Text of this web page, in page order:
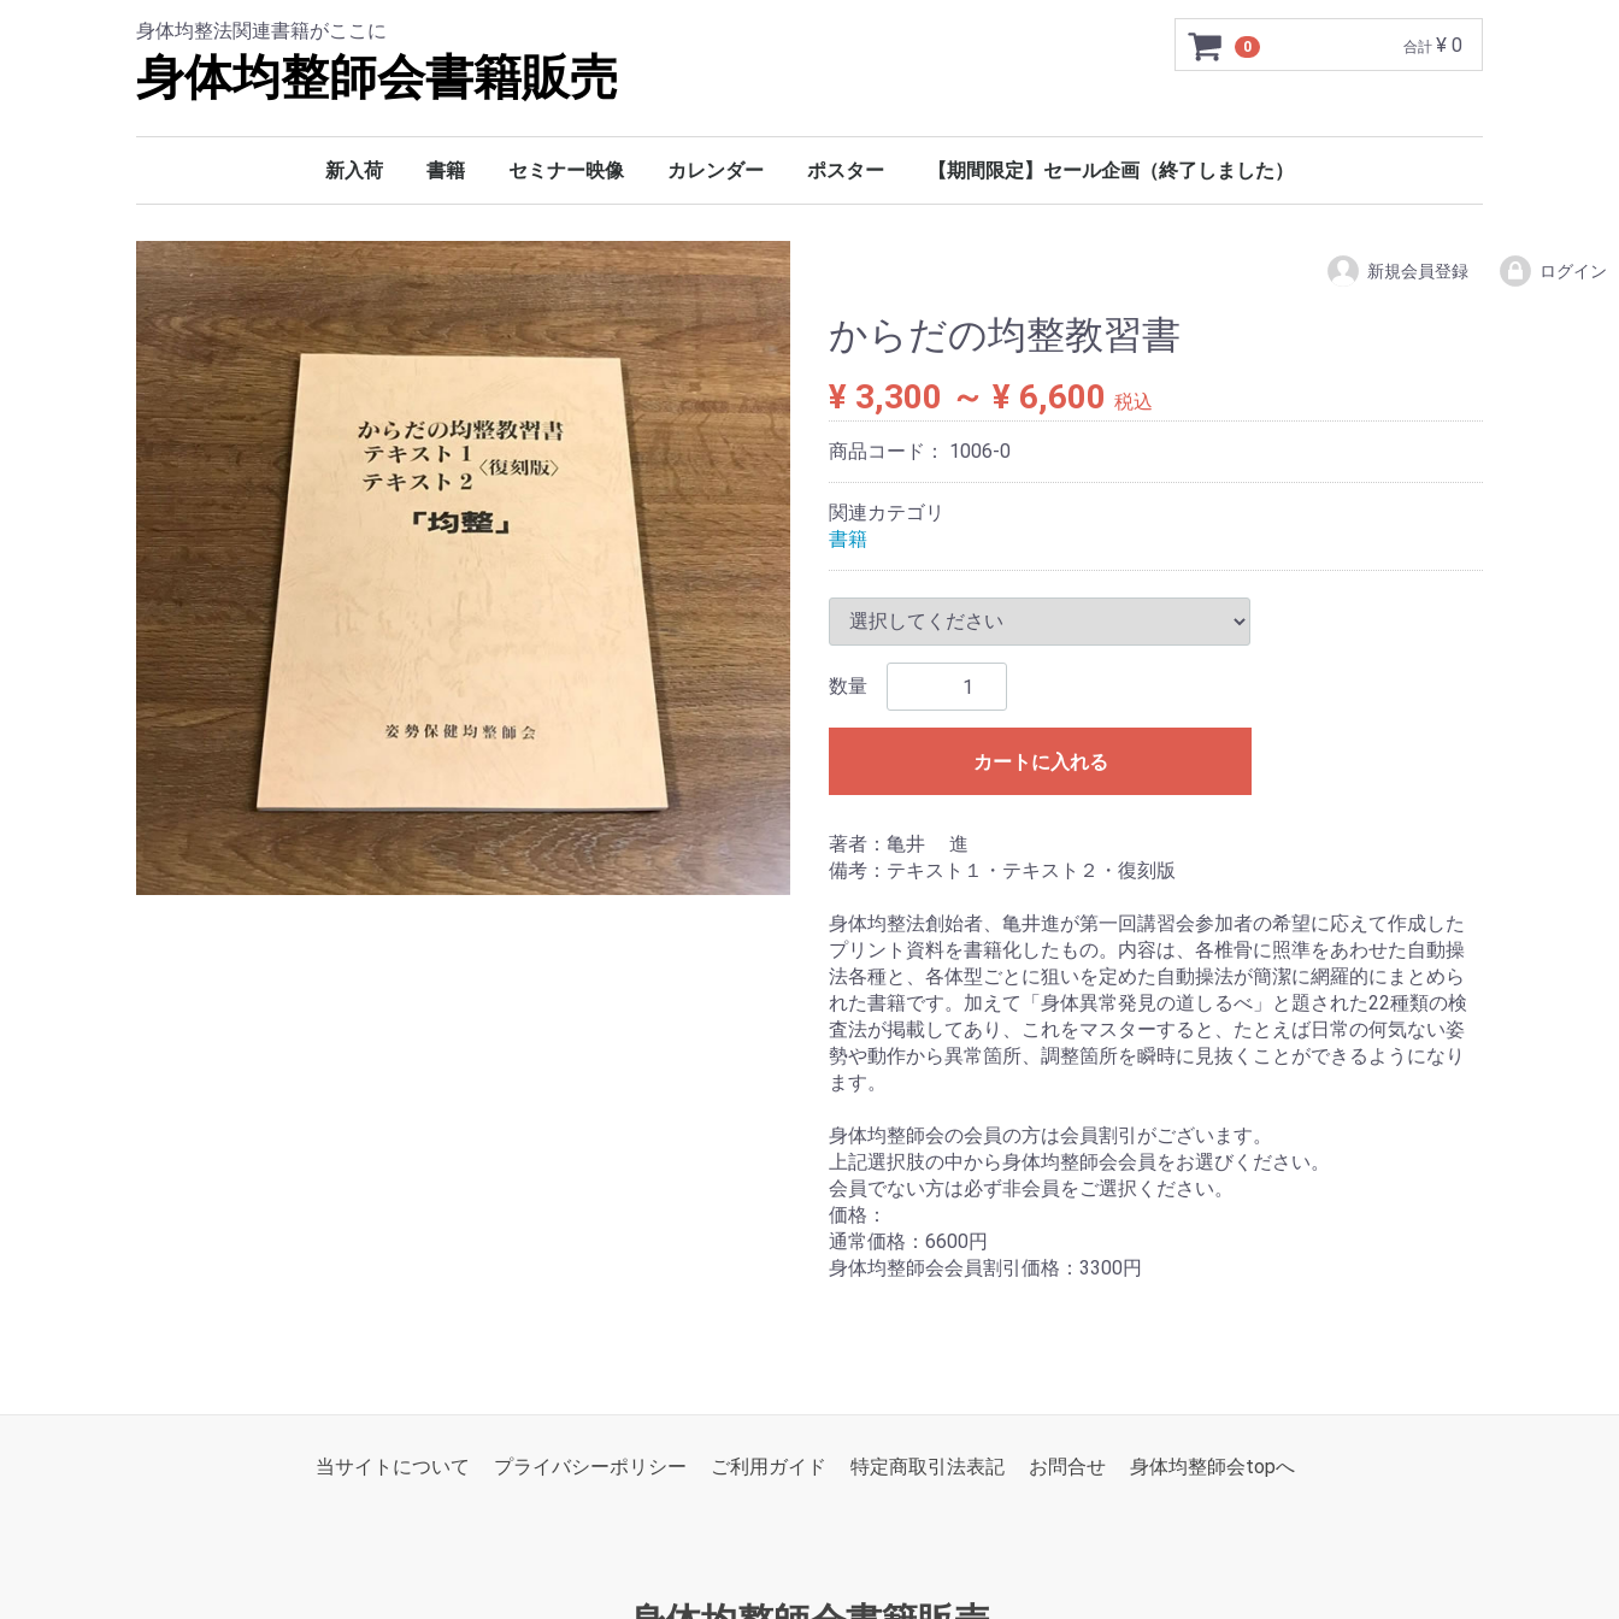
身体均整法関連書籍がここに
身体均整師会書籍販売
0 合計 ¥ 0
新入荷 書籍 セミナー映像 カレンダー ポスター 【期間限定】セール企画（終了しました）
新規会員登録 ログイン
からだの均整教習書
¥ 3,300 ～ ¥ 6,600 税込
商品コード： 1006-0
関連カテゴリ
書籍
数量
カートに入れる
著者：亀井 進
備考：テキスト１・テキスト２・復刻版
身体均整法創始者、亀井進が第一回講習会参加者の希望に応えて作成した
プリント資料を書籍化したもの。内容は、各椎骨に照準をあわせた自動操
法各種と、各体型ごとに狙いを定めた自動操法が簡潔に網羅的にまとめら
れた書籍です。加えて「身体異常発見の道しるべ」と題された22種類の検
査法が掲載してあり、これをマスターすると、たとえば日常の何気ない姿
勢や動作から異常箇所、調整箇所を瞬時に見抜くことができるようになり
ます。
身体均整師会の会員の方は会員割引がございます。
上記選択肢の中から身体均整師会会員をお選びください。
会員でない方は必ず非会員をご選択ください。
価格：
通常価格：6600円
身体均整師会会員割引価格：3300円
当サイトについて プライバシーポリシー ご利用ガイド 特定商取引法表記 お問合せ 身体均整師会topへ